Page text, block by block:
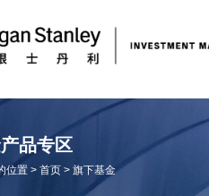
品专区
位置 > 首页 > 旗下基金